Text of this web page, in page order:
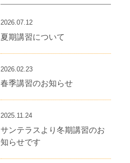
2026.07.12
夏期講習について
2026.02.23
春季講習のお知らせ
2025.11.24
サンテラスより冬期講習のお
知らせです